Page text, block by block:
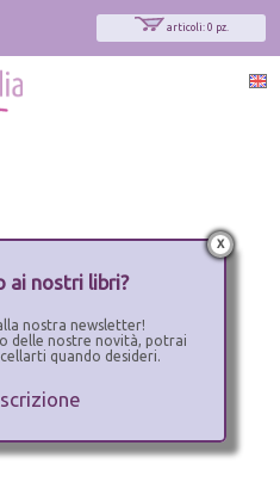
articoli: 0 pz.
x
ai nostri libri?
nostra newsletter!
delle nostre novità, potrai
quando desideri.